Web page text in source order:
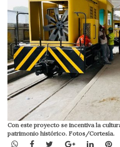
Con este proyecto se incentiva la
patrimonio histórico. Fotos/Cortesía.
WhatsApp
Facebook
TwitterGoogle+